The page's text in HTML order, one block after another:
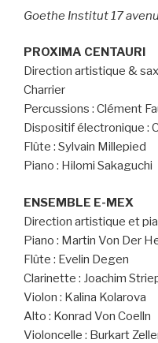
Goethe Institut 17
PROXIMA CENTAURI
Direction artistique &
Charrier
Percussions : Clément
Dispositif électronique :
Flûte : Sylvain Millepied
Piano : Hilomi Sakaguchi
ENSEMBLE E-MEX
Direction artistique et
Piano : Martin Von Der
Flûte : Evelin Degen
Clarinette : Joachim
Violon : Kalina Kolarova
Alto : Konrad Von Coelln
Violoncelle : Burkart